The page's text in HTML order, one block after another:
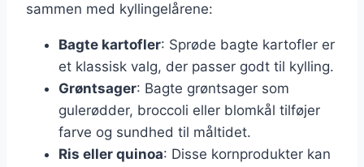
sammen med kyllingelårene:
Bagte kartofler: Sprøde bagte kartofler er
et klassisk valg, der passer godt til kylling.
Grøntsager: Bagte grøntsager som
gulerødder, broccoli eller blomkål tilføjer
farve og sundhed til måltidet.
Ris eller quinoa: Disse kornprodukter kan